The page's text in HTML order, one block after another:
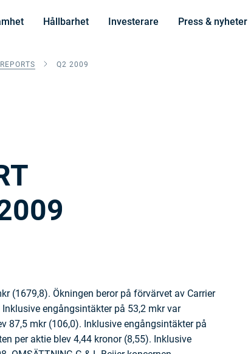
Hållbarhet Investerare Press & nyheter
Q2 2009
(1679,8). Ökningen beror på förvärvet av Carrier
engångsintäkter på 53,2 mkr var
87,5 mkr (106,0). Inklusive engångsintäkter på
per aktie blev 4,44 kronor (8,55). Inklusive